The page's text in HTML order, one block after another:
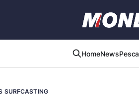
HomeNewsPesca
SURFCASTING